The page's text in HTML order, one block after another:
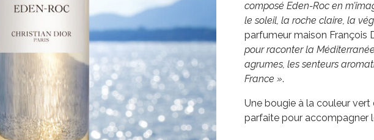
composé Eden-Roc en
le soleil, la roche claire, la
parfumeur maison François
pour raconter la
agrumes, les senteurs
France ».
Une bougie à la couleur vert
parfaite pour accompagner